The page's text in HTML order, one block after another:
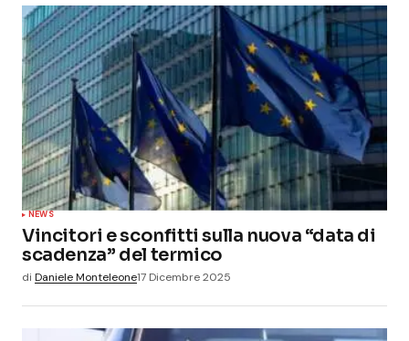
NEWS
Vincitori e sconfitti sulla nuova “data di
scadenza” del termico
di Daniele Monteleone17 Dicembre 2025